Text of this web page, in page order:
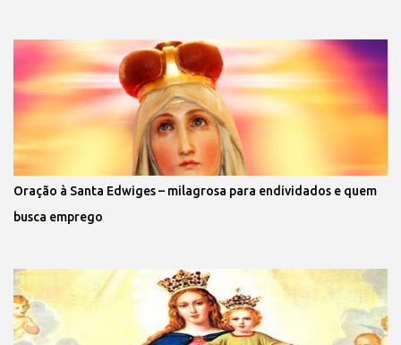
Oração à Santa Edwiges – milagrosa para endividados e quem
busca emprego